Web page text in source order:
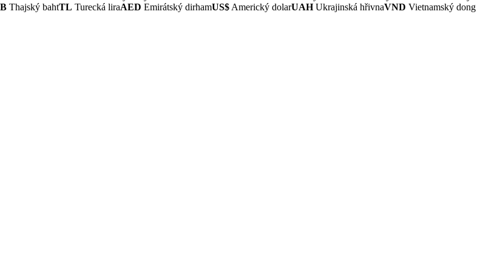
Thajský bahtTL Turecká liraAED Emirátský dirhamUS$ Americký dolarUAHUkrajinská hřivnaVND Vietnamský dong